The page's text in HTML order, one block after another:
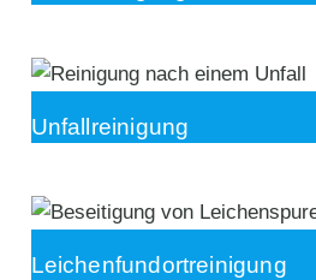
Unfallreinigung
Leichenfundortreinigung